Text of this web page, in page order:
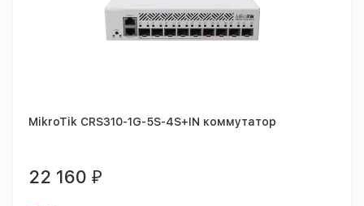
MikroTik CRS310-1G-5S-4S+IN коммутатор
22 160 ₽